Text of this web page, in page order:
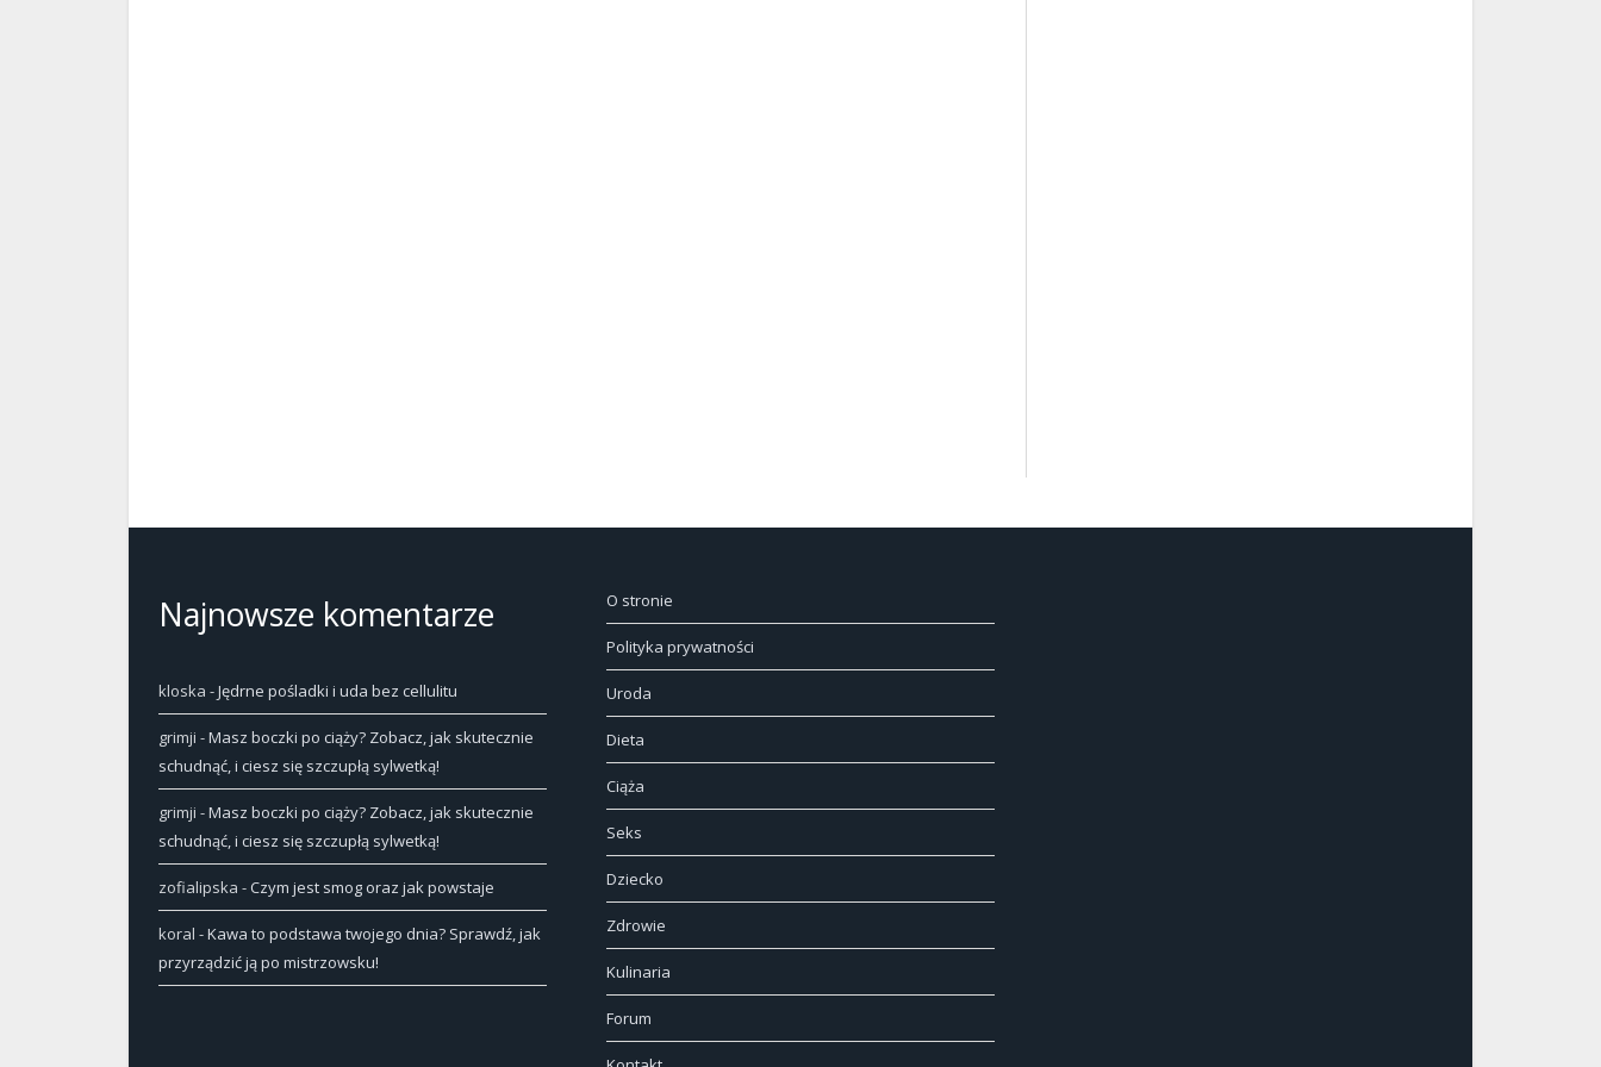
Najnowsze komentarze
kloska -Jędrne pośladki i uda bez cellulitu
grimji -Masz boczki po ciąży? Zobacz, jak skutecznie
schudnąć, i ciesz się szczupłą sylwetką!
grimji -Masz boczki po ciąży? Zobacz, jak skutecznie
schudnąć, i ciesz się szczupłą sylwetką!
zofialipska -Czym jest smog oraz jak powstaje
koral -Kawa to podstawa twojego dnia? Sprawdź, jak
przyrządzić ją po mistrzowsku!
O stronie
Polityka prywatności
Uroda
Dieta
Ciąża
Seks
Dziecko
Zdrowie
Kulinaria
Forum